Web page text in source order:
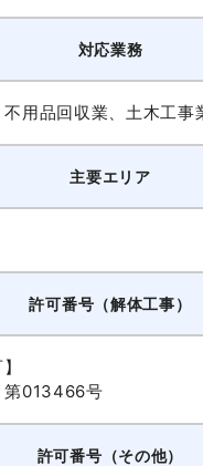
対応業務
用品回収業、土木工事
主要エリア
許可番号（解体工事）
第013466号
許可番号（その他）